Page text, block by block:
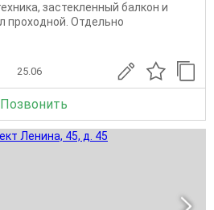
застекленный балкон и
проходной. Отдельно
25.06
Позвонить